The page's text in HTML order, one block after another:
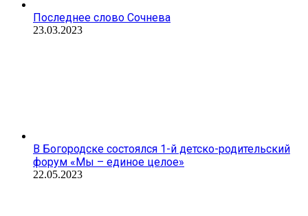
Последнее слово Сочнева
23.03.2023
В Богородске состоялся 1-й детско-родительский
форум «Мы – единое целое»
22.05.2023